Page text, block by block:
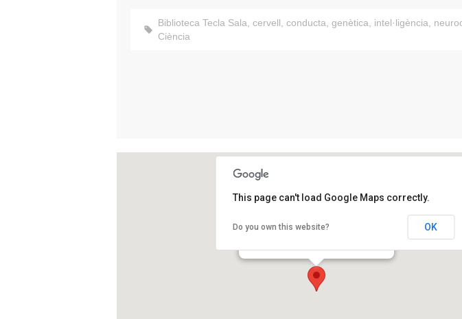
Biblioteca Tecla Sala, cervell, conducta, genètica, intel·ligència,
Ciència
Avinguda de Josep Tarradellas i Joan, 44
This page can't load Google Maps correctly.
Do you own this website? OK